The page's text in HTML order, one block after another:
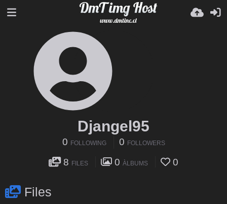
Djangel95
0 FOLLOWING 0 FOLLOWERS
8 FILES 0 ÀLBUMS 0
Files